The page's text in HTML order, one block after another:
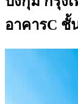
อาคารC ชั้